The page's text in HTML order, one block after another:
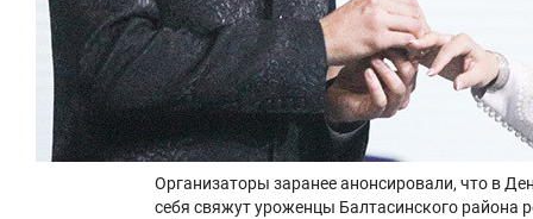
Организаторы заранее анонсировали, что в
себя свяжут уроженцы Балтасинского района